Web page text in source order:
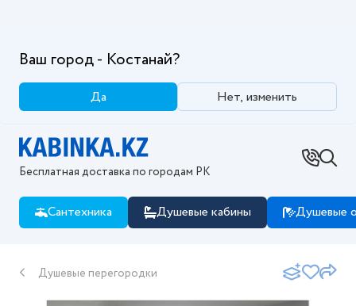
Ваш город - Костанай?
Да Нет, изменить
Бесплатная доставка по городам РК
Сантехника Душевые кабины Душевые
Душевые перегородки